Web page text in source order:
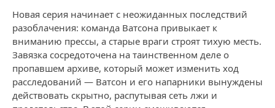
Новая серия начинает с неожиданных последствий
разоблачения: команда Ватсона привыкает к
вниманию прессы, а старые враги строят тихую месть.
Завязка сосредоточена на таинственном деле о
пропавшем архиве, который может изменить ход
расследований — Ватсон и его напарники вынуждены
действовать скрытно, распутывая сеть лжи и